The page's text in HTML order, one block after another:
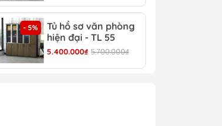
- 5%
Tủ hồ sơ văn phòng
hiện đại - TL 55
5.400.000₫ 5.700.000₫